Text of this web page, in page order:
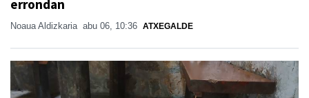
errondan
Noaua Aldizkaria abu 06, 10:36 ATXEGALDE